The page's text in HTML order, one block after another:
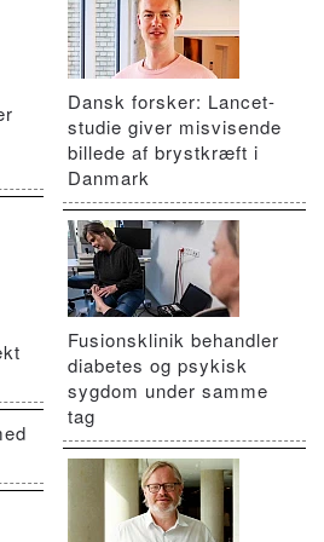
Dansk forsker: Lancet-
studie giver misvisende
billede af brystkræft i
Danmark
Fusionsklinik behandler
diabetes og psykisk
sygdom under samme
tag